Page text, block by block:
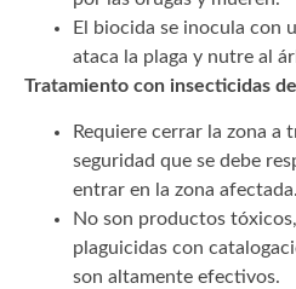
El biocida se inocula con
ataca la plaga y nutre al
Tratamiento con insecticidas
Requiere cerrar la zona a
seguridad que se debe
entrar en la zona afectada.
No son productos
plaguicidas con
son altamente efectivos.